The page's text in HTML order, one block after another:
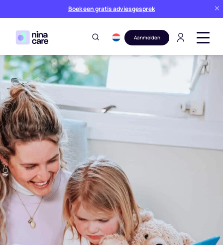
Boek een gratis adviesgesprek
Aanmelden